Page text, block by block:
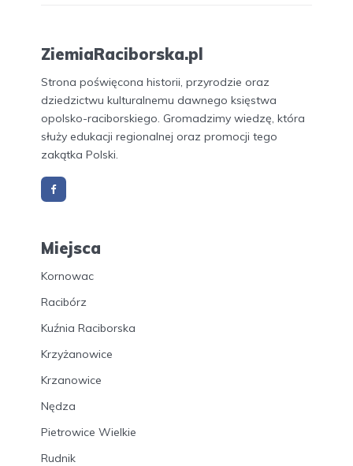
ZiemiaRaciborska.pl
Strona poświęcona historii, przyrodzie oraz
dziedzictwu kulturalnemu dawnego księstwa
opolsko-raciborskiego. Gromadzimy wiedzę, która
służy edukacji regionalnej oraz promocji tego
zakątka Polski.
Miejsca
Kornowac
Racibórz
Kuźnia Raciborska
Krzyżanowice
Krzanowice
Nędza
Pietrowice Wielkie
Rudnik